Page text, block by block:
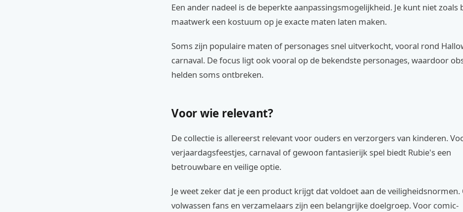
Een ander nadeel is de beperkte aanpassingsmogelijkheid. Je kunt niet zoals
maatwerk een kostuum op je exacte maten laten maken.
Soms zijn populaire maten of personages snel uitverkocht, vooral rond
carnaval. De focus ligt ook vooral op de bekendste personages, waardoor
helden soms ontbreken.
Voor wie relevant?
De collectie is allereerst relevant voor ouders en verzorgers van kinderen.
verjaardagsfeestjes, carnaval of gewoon fantasierijk spel biedt Rubie's een
betrouwbare en veilige optie.
Je weet zeker dat je een product krijgt dat voldoet aan de veiligheidsnormen.
volwassen fans en verzamelaars zijn een belangrijke doelgroep. Voor comic-